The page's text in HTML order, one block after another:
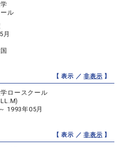
ル
月
【 表示 ／非表示 】
ロースクール
1993年05月
【 表示 ／非表示 】